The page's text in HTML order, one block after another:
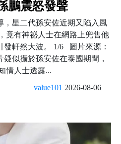
鵬震怒發聲
，星二代孫安佐近期又陷入風
竟有神祕人士在網路上兜售他
發軒然大波。 1/6 圖片來源：
似攝於孫安佐在泰國期間，
情人士透露...
value101 2026-08-06